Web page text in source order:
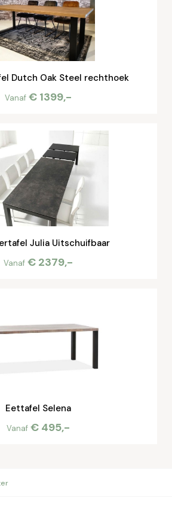
Dutch Oak Steel rechthoek
Vanaf € 1399,-
Julia Uitschuifbaar
Vanaf € 2379,-
Eettafel Selena
Vanaf € 495,-